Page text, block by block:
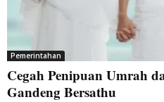
Pemerintahan
Cegah Penipuan Umrah
Gandeng Bersathu